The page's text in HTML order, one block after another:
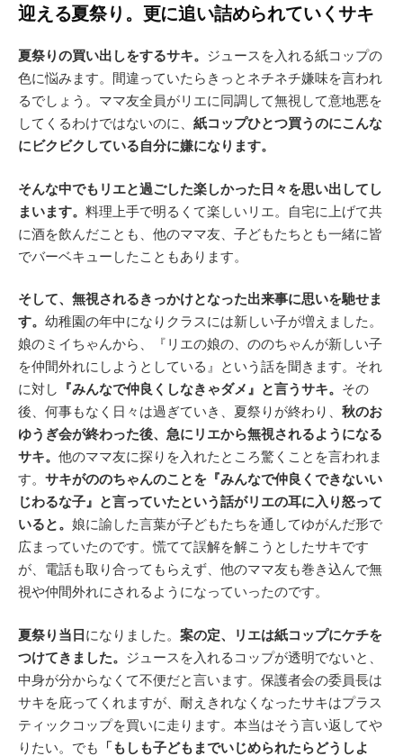
迎える夏祭り。更に追い詰められていくサキ
夏祭りの買い出しをするサキ。 ジュースを入れる紙コップの
色に悩みます。間違っていたらきっとネチネチ嫌味を言われ
るでしょう。ママ友全員がリエに同調して無視して意地悪を
してくるわけではないのに、 紙コップひとつ買うのにこんな
にビクビクしている自分に嫌になります。
そんな中でもリエと過ごした楽しかった日々を思い出してし
まいます。 料理上手で明るくて楽しいリエ。自宅に上げて共
に酒を飲んだことも、他のママ友、子どもたちとも一緒に皆
でバーベキューしたこともあります。
そして、無視されるきっかけとなった出来事に思いを馳せま
す。 幼稚園の年中になりクラスには新しい子が増えました。
娘のミイちゃんから、『リエの娘の、ののちゃんが新しい子
を仲間外れにしようとしている』という話を聞きます。それ
に対し
『みんなで仲良くしなきゃダメ』と言うサキ。 その
後、何事もなく日々は過ぎていき、夏祭りが終わり、 秋のお
ゆうぎ会が終わった後、急にリエから無視されるようになる
サキ。 他のママ友に探りを入れたところ驚くことを言われま
す。 サキがののちゃんのことを『みんなで仲良くできないい
じわるな子』と言っていたという話がリエの耳に入り怒って
いると。 娘に諭した言葉が子どもたちを通してゆがんだ形で
広まっていたのです。慌てて誤解を解こうとしたサキです
が、電話も取り合ってもらえず、他のママ友も巻き込んで無
視や仲間外れにされるようになっていったのです。
夏祭り当日 になりました。 案の定、リエは紙コップにケチを
つけてきました。 ジュースを入れるコップが透明でないと、
中身が分からなくて不便だと言います。保護者会の委員長は
サキを庇ってくれますが、耐えきれなくなったサキはプラス
ティックコップを買いに走ります。本当はそう言い返してや
りたい。でも
「もしも子どもまでいじめられたらどうしよ